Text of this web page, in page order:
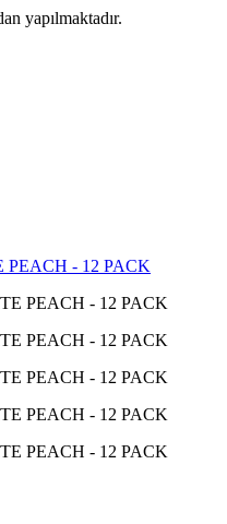
yapılmaktadır.
PEACH - 12 PACK